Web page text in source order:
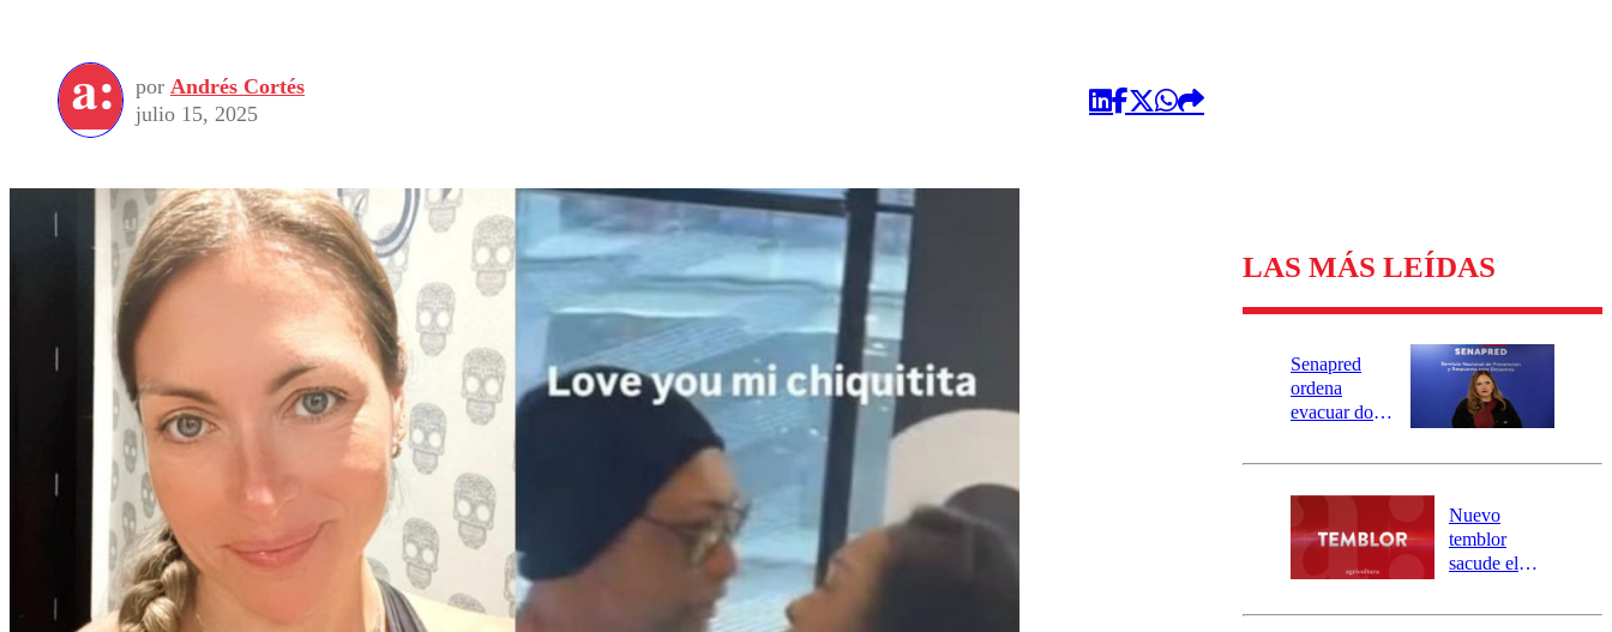
por Andrés Cortés
julio 15, 2025
LAS MÁS LEÍDAS
Senapred
ordena
evacuar dos
Carahue por
río Damas:
activa
mensajería
SAE
Nuevo
temblor
sacude el
revisa la